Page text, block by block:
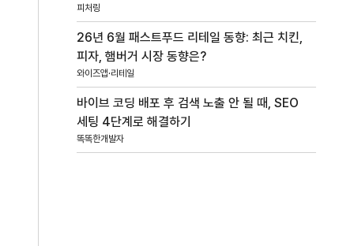
피처링
26년 6월 패스트푸드 리테일 동향: 최근 치킨,
피자, 햄버거 시장 동향은?
와이즈앱·리테일
바이브 코딩 배포 후 검색 노출 안 될 때, SEO
세팅 4단계로 해결하기
똑똑한개발자